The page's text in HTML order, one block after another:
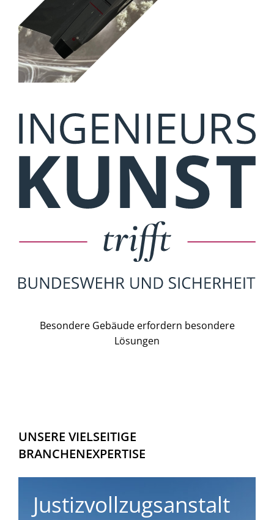
Besondere Gebäude erfordern besondere
Lösungen
UNSERE VIELSEITIGE
BRANCHENEXPERTISE
Justizvollzugsanstalt